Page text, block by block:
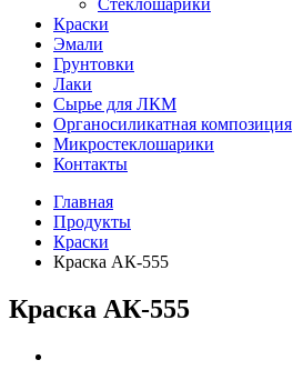
Стеклошарики
Краски
Эмали
Грунтовки
Лаки
Сырье для ЛКМ
Органосиликатная композиция
Микростеклошарики
Контакты
Главная
Продукты
Краски
Краска АК-555
Краска АК-555